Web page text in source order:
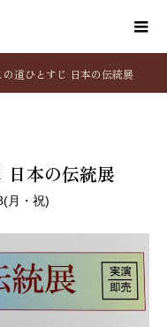
道ひとすじ 日本の伝統展
日本の伝統展
月・祝)